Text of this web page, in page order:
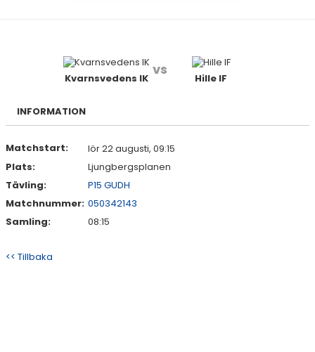
DOKUMENT
Kvarnsvedens IK
vs
Hille IF
INFORMATION
Matchstart:
lör 22 augusti, 09:15
Plats:
Ljungbergsplanen
Tävling:
P15 GUDH
Matchnummer: 050342143
Samling:
08:15
<< Tillbaka